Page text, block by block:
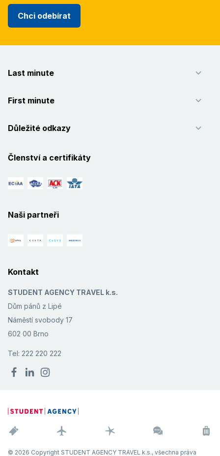
Chci odebírat
Last minute
First minute
Důležité odkazy
Členství a certifikáty
Naši partneři
Kontakt
STUDENT AGENCY TRAVEL k.s.
Dům pánů z Lipé
Náměstí svobody 17
602 00 Brno
Tel: 222 220 222
© 2026 Copyright STUDENT AGENCY TRAVEL k.s., všechna práva